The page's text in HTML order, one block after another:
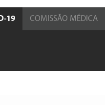
19 COMISSÃO MÉDICA